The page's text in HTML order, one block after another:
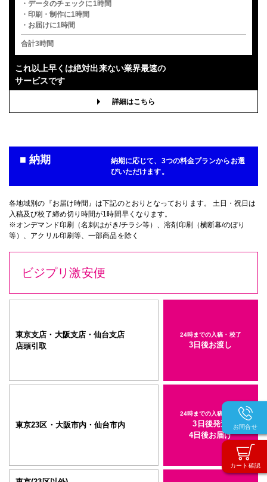
カート確認
お問合せ
・データのチェックに1時間
・印刷・制作に1時間
・お届けに1時間
合計3時間
これ以上早くは絶対出来ない業界最速の
サービスです
詳細はこちら
■ 納期
納期に応じて、3つの料金プランからお選
びいただけます。
各地域別の『お届け時間』は下記のとおりとなっております。 土日・祝日は
入稿及び校了締め切り時間が1時間早くなります。
※オンデマンド印刷（名刺/はがき/チラシ等）、溶剤印刷（横断幕/のぼり
等）、アクリル印刷等、一部商品を除く
ビジプリ激安便
東京支店・大阪支店・仙台支店
店頭引取
24時までの入稿・校了
3日後お渡し
東京23区・大阪市内・仙台市内
24時までの入稿・校了
3日後発送
4日後お届け